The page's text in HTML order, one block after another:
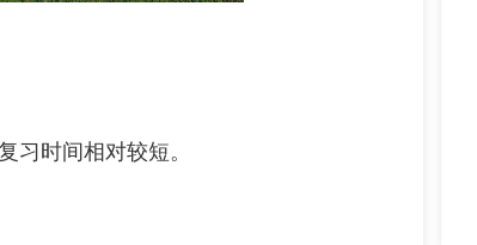
时间相对较短。